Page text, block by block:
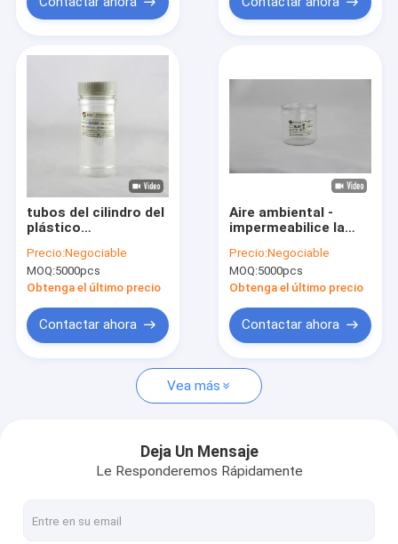
Productos
Sobre nosotros
VR
Empaquetado de papel de las latas
Latas compuestas de papel
Empaque de tubo de papel
cilindro del plástico transparente
Latas de bebida
Tapas de enlatado
tubos del cilindro del
plástico
tapa plástica blanca
del tornillo de los PP
Precio:Negociable
MOQ:5000pcs
Obtenga el último precio
Contactar ahora
Aire ambiental -
impermeabilice la
empaquetado de
plástico
transparente del
Precio:Negociable
MOQ:5000pcs
Obtenga el último precio
Contactar ahora
Vea más
Deja Un Mensaje
Le Responderemos Rápidamente